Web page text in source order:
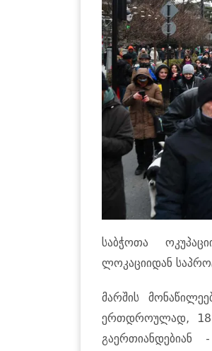
საბჭოთა
ლოკაციიდან
მარშის
ერთდროულად,